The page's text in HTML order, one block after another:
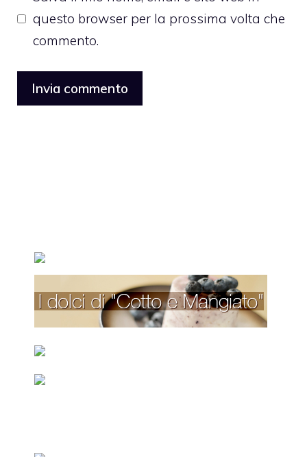
questo browser per la prossima volta che
commento.